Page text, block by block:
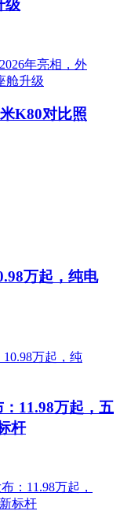
级
K80对比照
万起，纯电
11.98万起，五
杆